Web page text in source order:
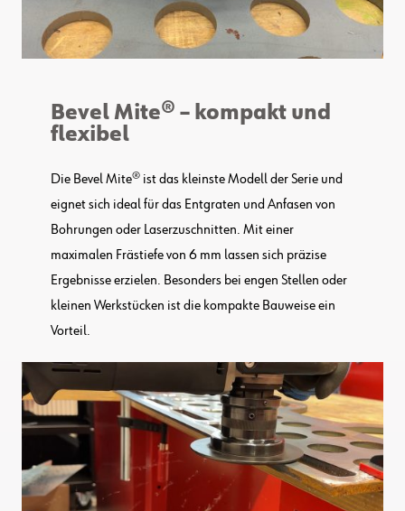
Bevel Mite® – kompakt und
flexibel
Die Bevel Mite® ist das kleinste Modell der Serie und
eignet sich ideal für das Entgraten und Anfasen von
Bohrungen oder Laserzuschnitten. Mit einer
maximalen Frästiefe von 6 mm lassen sich präzise
Ergebnisse erzielen. Besonders bei engen Stellen oder
kleinen Werkstücken ist die kompakte Bauweise ein
Vorteil.